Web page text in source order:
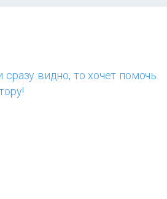
видно, то хочет помочь.